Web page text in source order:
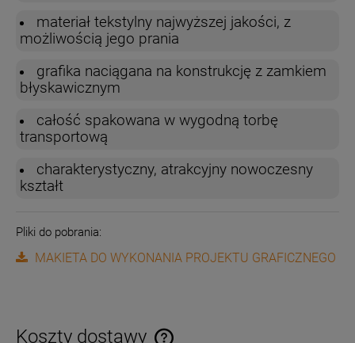
materiał tekstylny najwyższej jakości, z
możliwością jego prania
grafika naciągana na konstrukcję z zamkiem
błyskawicznym
całość spakowana w wygodną torbę
transportową
charakterystyczny, atrakcyjny nowoczesny
kształt
Pliki do pobrania:
MAKIETA DO WYKONANIA PROJEKTU GRAFICZNEGO
Koszty dostawy